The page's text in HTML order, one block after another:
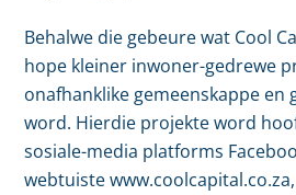
Behalwe die gebeure wat Cool
hope kleiner inwoner-gedrewe
onafhanklike gemeenskappe en
word. Hierdie projekte word
sosiale-media platforms
webtuiste